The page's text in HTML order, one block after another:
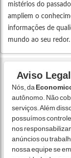
mistérios do
ampliem o
informações de
mundo ao seu redor.
Aviso Legal
Nós, da
autônomo. Não
serviços. Além
possuímos
nos
anúncios ou
nossa equipe se